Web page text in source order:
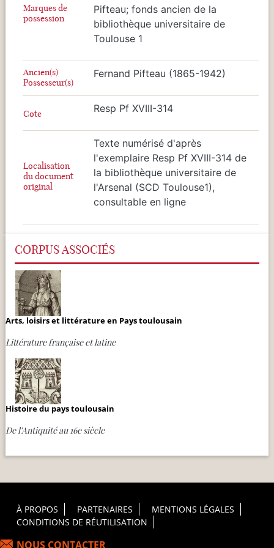
Marques de
possession
Pifteau; fonds ancien de la
bibliothèque universitaire de
Toulouse 1
Ancien(s)
Possesseur(s)
Fernand Pifteau (1865-1942)
Cote Resp Pf XVIII-314
Localisation
du document
original
Texte numérisé d'après
l'exemplaire Resp Pf XVIII-314 de
la bibliothèque universitaire de
l'Arsenal (SCD Toulouse1),
consultable en ligne
CORPUS ASSOCIÉS
Arts, loisirs et littérature en Pays toulousain
Littérature française et latine
Histoire du pays toulousain
De l'Antiquité au 16e siècle
Footer Principal
À PROPOS PARTENAIRES
MENTIONS LÉGALES
CONDITIONS DE RÉUTILISATION
NOUS CONTACTER